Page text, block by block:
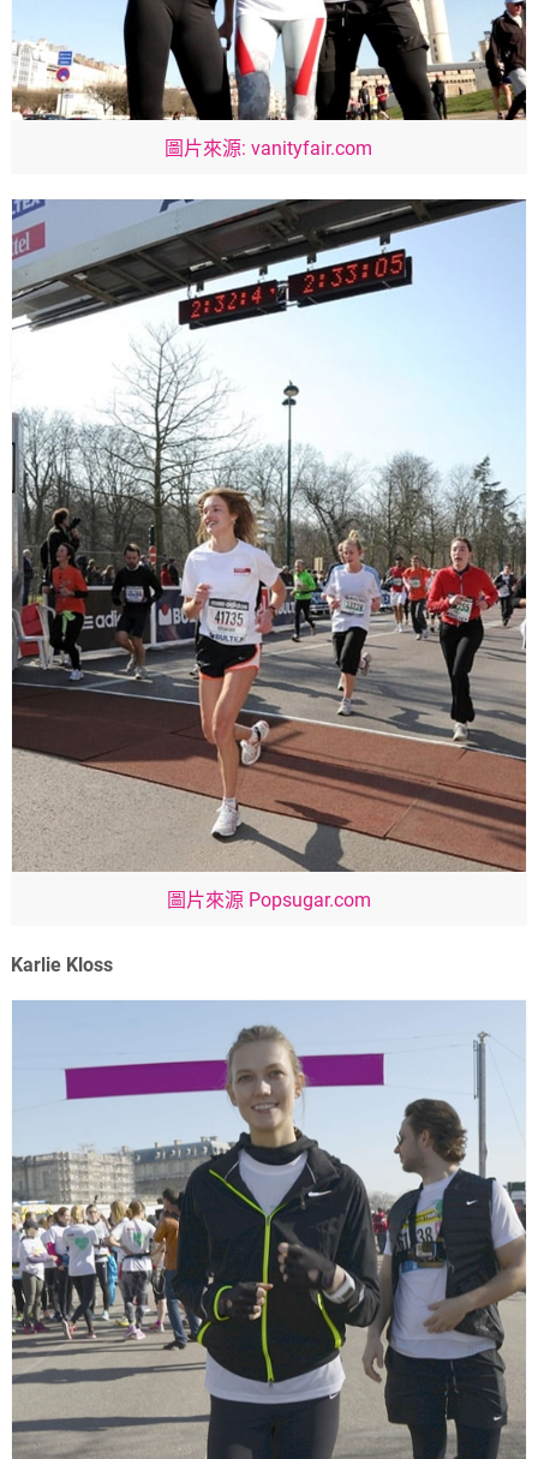
圖片來源: vanityfair.com
圖片來源 Popsugar.com
Karlie Kloss